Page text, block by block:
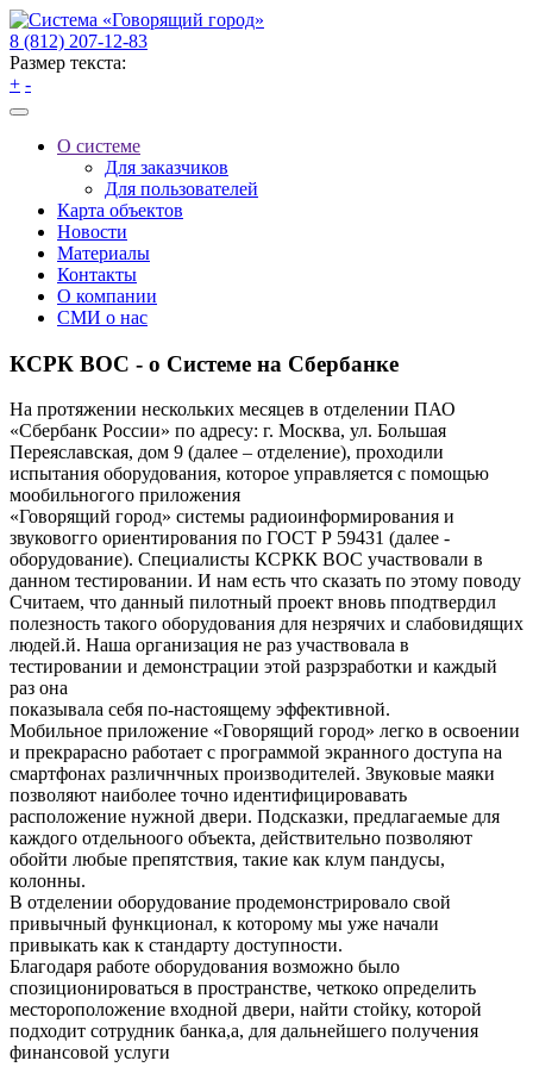
8 (812) 207-12-83
Размер текста:
+ -
О системе
Для заказчиков
Для пользователей
Карта объектов
Новости
Материалы
Контакты
О компании
СМИ о нас
КСРК ВОС - о Системе на Сбербанке
На протяжении нескольких месяцев в отделении ПАО
«Сбербанк России» по адресу: г. Москва, ул. Большая
Переяславская, дом 9 (далее – отделение), проходили
испытания оборудования, которое управляется с помощью
мообильногого приложения
«Говорящий город» системы радиоинформирования и
звуковогго ориентирования по ГОСТ Р 59431 (далее -
оборудование). Специалисты КСРКК ВОС участвовали в
данном тестировании. И нам есть что сказать по этому поводу
Считаем, что данный пилотный проект вновь пподтвердил
полезность такого оборудования для незрячих и слабовидящих
людей.й. Наша организация не раз участвовала в
тестировании и демонстрации этой разрзработки и каждый
раз она
показывала себя по-настоящему эффективной.
Мобильное приложение «Говорящий город» легко в освоении
и прекрарасно работает с программой экранного доступа на
смартфонах различнчных производителей. Звуковые маяки
позволяют наиболее точно идентифицировавать
расположение нужной двери. Подсказки, предлагаемые для
каждого отдельноого объекта, действительно позволяют
обойти любые препятствия, такие как клум пандусы,
колонны.
В отделении оборудование продемонстрировало свой
привычный функционал, к которому мы уже начали
привыкать как к стандарту доступности.
Благодаря работе оборудования возможно было
спозиционироваться в пространстве, четкоко определить
местороположение входной двери, найти стойку, которой
подходит сотрудник банка,а, для дальнейшего получения
финансовой услуги